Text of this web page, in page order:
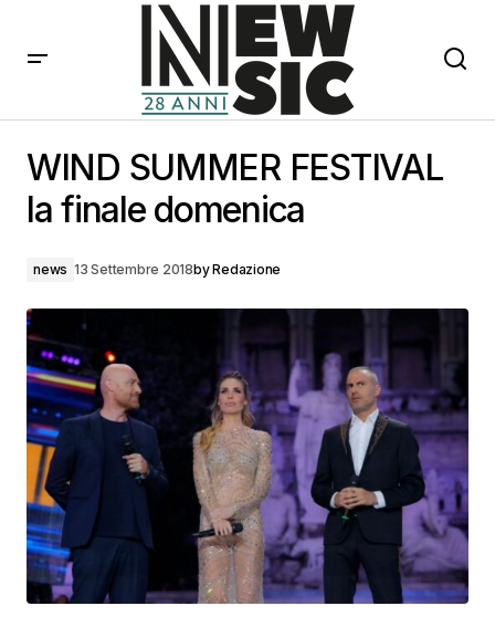
WIND SUMMER FESTIVAL
la finale domenica
news 13 Settembre 2018byRedazione